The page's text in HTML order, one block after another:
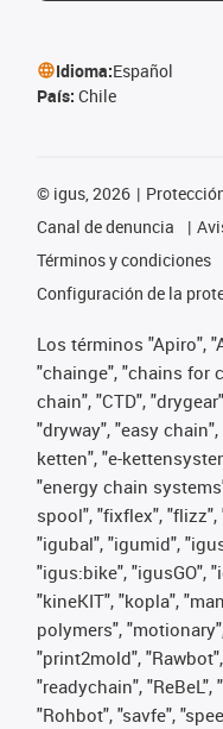
Idioma:Español
País: Chile
© igus, 2026
Canal de denuncia
Términos y condiciones
Configuración de la
Los términos "Apiro",
"chainge", "chains for
chain", "CTD",
"dryway", "easy
ketten", "e-
"energy chain
spool", "fixflex", "flizz",
"igubal", "igumid",
"igus:bike", "igusGO",
"kineKIT", "kopla",
polymers",
"print2mold",
"readychain",
"Rohbot", "savfe",